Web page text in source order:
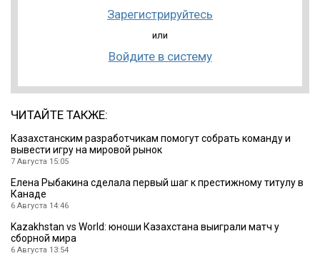
Зарегистрируйтесь
или
Войдите в систему
ЧИТАЙТЕ ТАКЖЕ:
Казахстанским разработчикам помогут собрать команду и
вывести игру на мировой рынок
7 Августа 15:05
Елена Рыбакина сделала первый шаг к престижному титулу в
Канаде
6 Августа 14:46
Kazakhstan vs World: юноши Казахстана выиграли матч у
сборной мира
6 Августа 13:54